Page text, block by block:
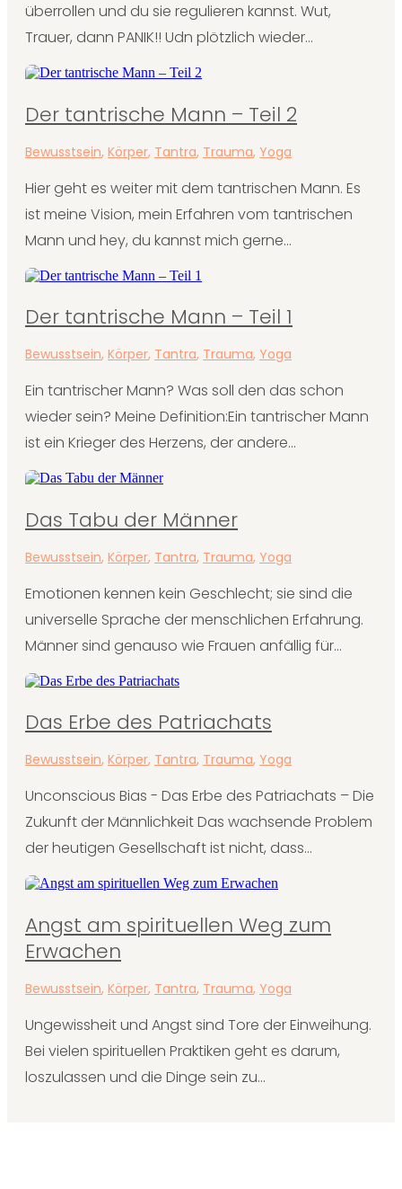
überrollen und du sie regulieren kannst. Wut,
Trauer, dann PANIK!! Udn plötzlich wieder...
Der tantrische Mann – Teil 2
Bewusstsein, Körper, Tantra, Trauma, Yoga
Hier geht es weiter mit dem tantrischen Mann. Es
ist meine Vision, mein Erfahren vom tantrischen
Mann und hey, du kannst mich gerne...
Der tantrische Mann – Teil 1
Bewusstsein, Körper, Tantra, Trauma, Yoga
Ein tantrischer Mann? Was soll den das schon
wieder sein? Meine Definition:Ein tantrischer Mann
ist ein Krieger des Herzens, der andere...
Das Tabu der Männer
Bewusstsein, Körper, Tantra, Trauma, Yoga
Emotionen kennen kein Geschlecht; sie sind die
universelle Sprache der menschlichen Erfahrung.
Männer sind genauso wie Frauen anfällig für...
Das Erbe des Patriachats
Bewusstsein, Körper, Tantra, Trauma, Yoga
Unconscious Bias - Das Erbe des Patriachats – Die
Zukunft der Männlichkeit Das wachsende Problem
der heutigen Gesellschaft ist nicht, dass...
Angst am spirituellen Weg zum
Erwachen
Bewusstsein, Körper, Tantra, Trauma, Yoga
Ungewissheit und Angst sind Tore der Einweihung.
Bei vielen spirituellen Praktiken geht es darum,
loszulassen und die Dinge sein zu...